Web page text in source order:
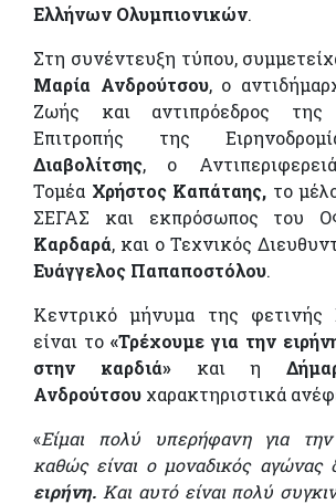
Ελλήνων Ολυμπιονικών.
Στη συνέντευξη τύπου,
Μαρία Ανδρούτσου, ο
Ζωής και αντιπρόεδρος της
Επιτροπής της
Διαβολίτσης, ο
Τομέα Χρήστος Καπάταης, το
ΣΕΓΑΣ και εκπρόσωπος του
Καρδαρά, και ο Τεχνικός
Ευάγγελος Παπαποστόλου.
Κεντρικό μήνυμα της φετινής
είναι το «Τρέχουμε για την
στην καρδιά»και η
Ανδρούτσου χαρακτηριστικά
«Είμαι πολύ υπερήφανη για την
καθώς είναι ο μοναδικός αγώνας
ειρήνη. Και αυτό είναι πολύ